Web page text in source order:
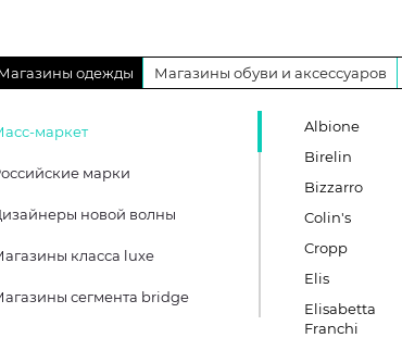
одежды Магазины обуви и аксессуаров
маркет
марки
новой волны
класса luxe
сегмента bridge
Albione
Birelin
Bizzarro
Colin's
Cropp
Elis
Elisabetta
Franchi